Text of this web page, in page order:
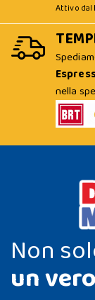
Attivo dal
nella
Non
un